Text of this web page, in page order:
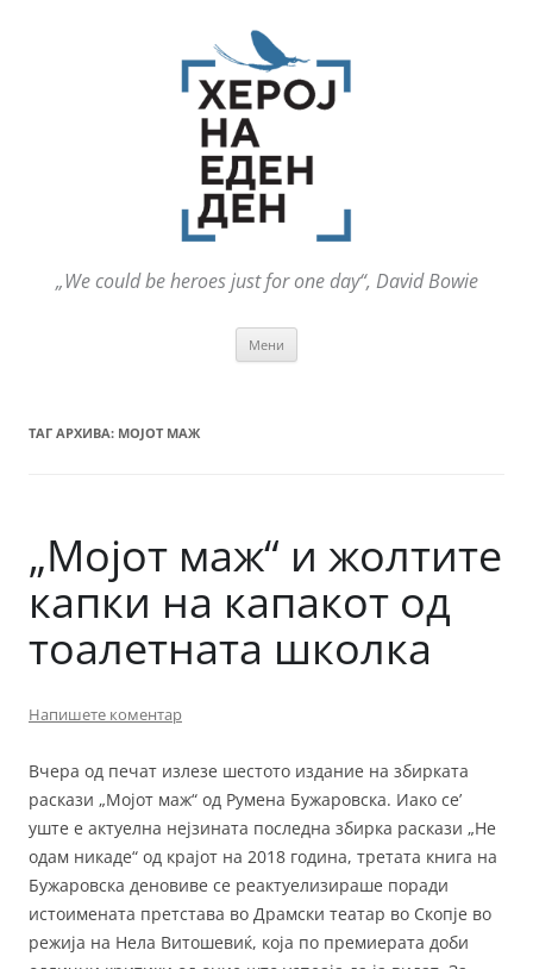
„We could be heroes just for one day“, David Bowie
Мени
ТАГ АРХИВА: МОЈОТ МАЖ
„Мојот маж“ и жолтите
капки на капакот од
тоалетната школка
Напишете коментар
Вчера од печат излезе шестото издание на збирката
раскази „Мојот маж“ од Румена Бужаровска. Иако се’
уште е актуелна нејзината последна збирка раскази „Не
одам никаде“ од крајот на 2018 година, третата книга на
Бужаровска деновиве се реактуелизираше поради
истоимената претстава во Драмски театар во Скопје во
режија на Нела Витошевиќ, која по премиерата доби